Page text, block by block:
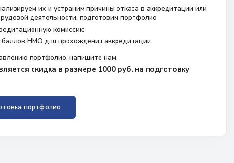
их и устраним причины отказа в аккредитации или
деятельности, подготовим портфолио
комиссию
НМО для прохождения аккредитации
портфолио, напишите нам.
скидка в размере 1000 руб. на подготовку
портфолио